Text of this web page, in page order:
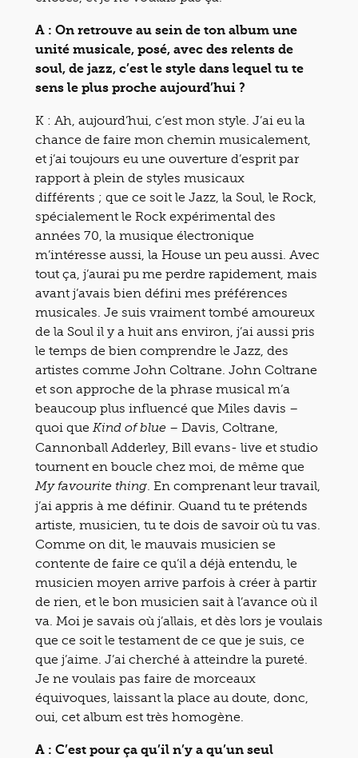
A : On retrouve au sein de ton album une
unité musicale, posé, avec des relents de
soul, de jazz, c’est le style dans lequel tu te
sens le plus proche aujourd’hui ?
K : Ah, aujourd’hui, c’est mon style. J’ai eu la
chance de faire mon chemin musicalement,
et j’ai toujours eu une ouverture d’esprit par
rapport à plein de styles musicaux
différents ; que ce soit le Jazz, la Soul, le Rock,
spécialement le Rock expérimental des
années 70, la musique électronique
m’intéresse aussi, la House un peu aussi. Avec
tout ça, j’aurai pu me perdre rapidement, mais
avant j’avais bien défini mes préférences
musicales. Je suis vraiment tombé amoureux
de la Soul il y a huit ans environ, j’ai aussi pris
le temps de bien comprendre le Jazz, des
artistes comme John Coltrane. John Coltrane
et son approche de la phrase musical m’a
beaucoup plus influencé que Miles davis –
quoi que Kind of blue – Davis, Coltrane,
Cannonball Adderley, Bill evans- live et studio
tournent en boucle chez moi, de même que
My favourite thing . En comprenant leur travail,
j’ai appris à me définir. Quand tu te prétends
artiste, musicien, tu te dois de savoir où tu vas.
Comme on dit, le mauvais musicien se
contente de faire ce qu’il a déjà entendu, le
musicien moyen arrive parfois à créer à partir
de rien, et le bon musicien sait à l’avance où il
va. Moi je savais où j’allais, et dès lors je voulais
que ce soit le testament de ce que je suis, ce
que j’aime. J’ai cherché à atteindre la pureté.
Je ne voulais pas faire de morceaux
équivoques, laissant la place au doute, donc,
oui, cet album est très homogène.
A : C’est pour ça qu’il n’y a qu’un seul